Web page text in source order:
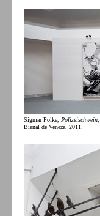
Sigmar Polke, Polizeischwein
Bienal de Veneza, 2011.